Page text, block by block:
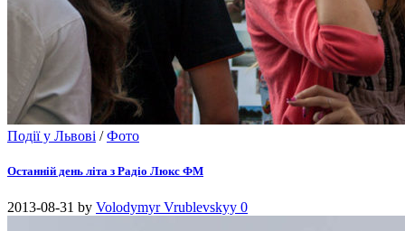
Події у Львові /Фото
Останній день літа з Радіо Люкс ФМ
2013-08-31 by Volodymyr Vrublevskyy 0